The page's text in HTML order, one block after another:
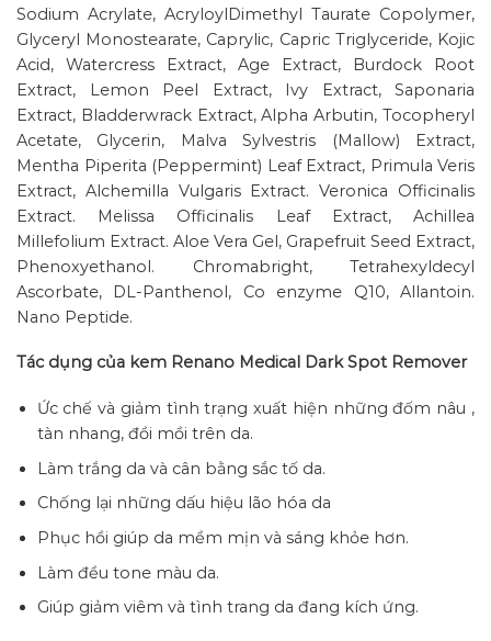
Sodium Acrylate, AcryloylDimethyl Taurate Copolymer,
Glyceryl Monostearate, Caprylic, Capric Triglyceride, Kojic
Acid, Watercress Extract, Age Extract, Burdock Root
Extract, Lemon Peel Extract, Ivy Extract, Saponaria
Extract, Bladderwrack Extract, Alpha Arbutin, Tocopheryl
Acetate, Glycerin, Malva Sylvestris (Mallow) Extract,
Mentha Piperita (Peppermint) Leaf Extract, Primula Veris
Extract, Alchemilla Vulgaris Extract. Veronica Officinalis
Extract. Melissa Officinalis Leaf Extract, Achillea
Millefolium Extract. Aloe Vera Gel, Grapefruit Seed Extract,
Phenoxyethanol. Chromabright, Tetrahexyldecyl
Ascorbate, DL-Panthenol, Co enzyme Q10, Allantoin.
Nano Peptide.
Tác dụng của kem Renano Medical Dark Spot Remover
Ức chế và giảm tình trạng xuất hiện những đốm nâu ,
tàn nhang, đồi mồi trên da.
Làm trắng da và cân bằng sắc tố da.
Chống lại những dấu hiệu lão hóa da
Phục hồi giúp da mềm mịn và sáng khỏe hơn.
Làm đều tone màu da.
Giúp giảm viêm và tình trang da đang kích ứng.